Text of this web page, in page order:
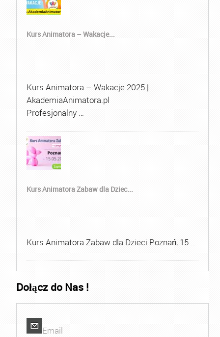
Kurs Animatora – Wakacje...
Kurs Animatora – Wakacje 2025 |
AkademiaAnimatora.pl
Profesjonalny …
Kurs Animatora Zabaw dla Dziec...
Kurs Animatora Zabaw dla Dzieci Poznań, 15 …
Dołącz do Nas !
Email